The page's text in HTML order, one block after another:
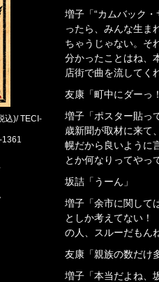
込)/ TECI-
1361
増子「“カムバック
ったら、みんな生ま
ちゃうじゃない。そ
分かったことはね、
店街で曲を流してく
友康「町中にダーっ
増子「ポスター貼っ
歳新聞が取材に来て
幌だから良いように
とか何なりってやっ
坂詰「うーん」
増子「余市に関して
としか考えてない
の人、スルーだもん
友康「親族の数だけ
増子「本当だよね、